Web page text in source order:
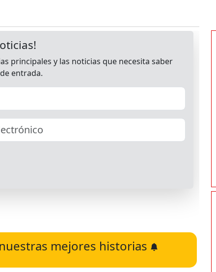
mejores historias